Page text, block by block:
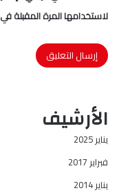
لاستخدامها المرة المقبلة
الأرشيف
يناير 2025
فبراير 2017
يناير 2014